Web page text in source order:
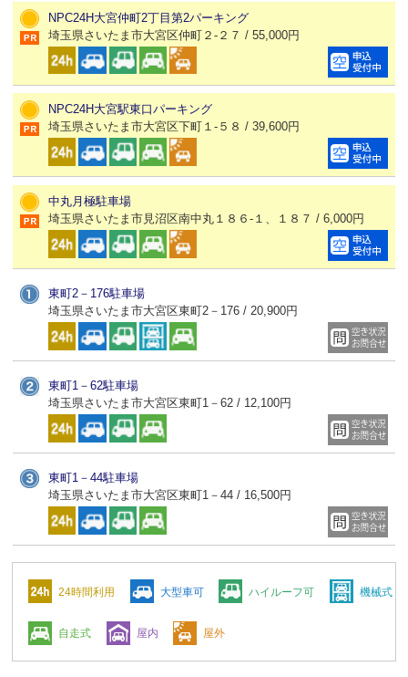
NPC24H大宮仲町2丁目第2パーキング
埼玉県さいたま市大宮区仲町２-２７ / 55,000円
NPC24H大宮駅東口パーキング
埼玉県さいたま市大宮区下町１-５８ / 39,600円
中丸月極駐車場
埼玉県さいたま市見沼区南中丸１８６-１、１８７ / 6,000円
東町2－176駐車場
埼玉県さいたま市大宮区東町2－176 / 20,900円
東町1－62駐車場
埼玉県さいたま市大宮区東町1－62 / 12,100円
東町1－44駐車場
埼玉県さいたま市大宮区東町1－44 / 16,500円
24時間利用 大型車可 ハイルーフ可 機械式
自走式 屋内 屋外